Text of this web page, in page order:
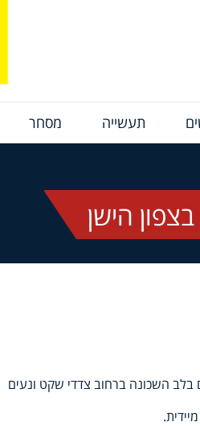
תעשייה מסחר
הישן
השכונה ברחוב צדדי שקט ונעים